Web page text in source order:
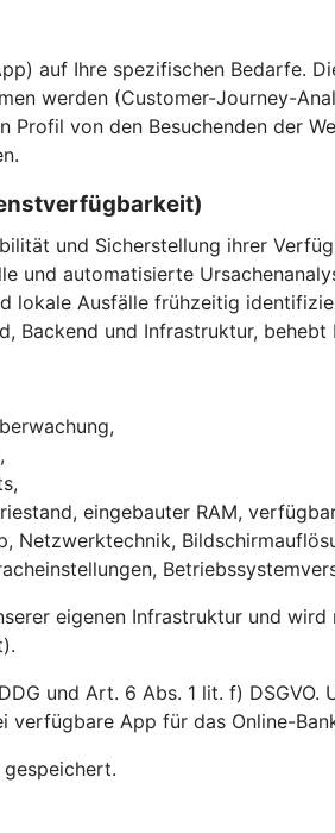
auf Ihre spezifischen Bedarfe.
werden (Customer-Journey-
von den Besuchenden der
und Sicherstellung ihrer
und automatisierte
lokale Ausfälle frühzeitig
Backend und Infrastruktur,
eingebauter RAM,
Netzwerktechnik,
eigenen Infrastruktur und
und Art. 6 Abs. 1 lit. f)
App für das Online-